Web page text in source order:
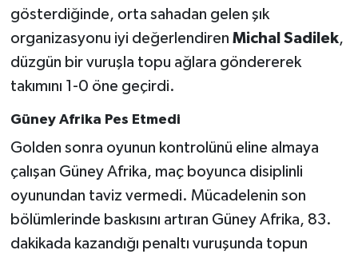
gösterdiğinde, orta sahadan gelen şık
organizasyonu iyi değerlendiren Michal Sadilek,
düzgün bir vuruşla topu ağlara göndererek
takımını 1-0 öne geçirdi.
Güney Afrika Pes Etmedi
Golden sonra oyunun kontrolünü eline almaya
çalışan Güney Afrika, maç boyunca disiplinli
oyunundan taviz vermedi. Mücadelenin son
bölümlerinde baskısını artıran Güney Afrika, 83.
dakikada kazandığı penaltı vuruşunda topun